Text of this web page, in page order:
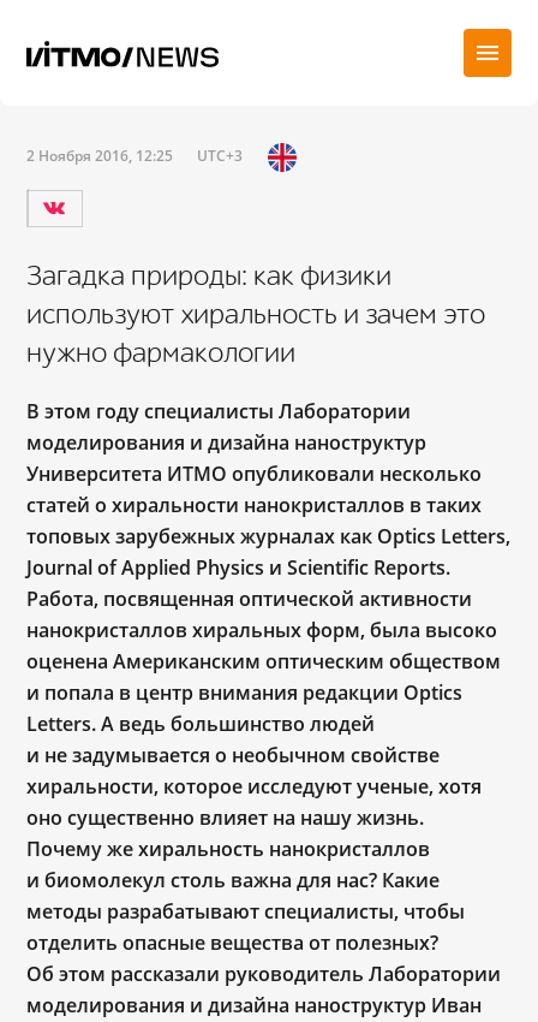
2 Ноября 2016, 12:25 UTC+3
Загадка природы: как физики
используют хиральность и зачем это
нужно фармакологии
В этом году специалисты Лаборатории
моделирования и дизайна наноструктур
Университета ИТМО опубликовали несколько
статей о хиральности нанокристаллов в таких
топовых зарубежных журналах как Optics Letters,
Journal of Applied Physics и Scientific Reports.
Работа, посвященная оптической активности
нанокристаллов хиральных форм, была высоко
оценена Американским оптическим обществом
и попала в центр внимания редакции Optics
Letters. А ведь большинство людей
и не задумывается о необычном свойстве
хиральности, которое исследуют ученые, хотя
оно существенно влияет на нашу жизнь.
Почему же хиральность нанокристаллов
и биомолекул столь важна для нас? Какие
методы разрабатывают специалисты, чтобы
отделить опасные вещества от полезных?
Об этом рассказали руководитель Лаборатории
моделирования и дизайна наноструктур Иван